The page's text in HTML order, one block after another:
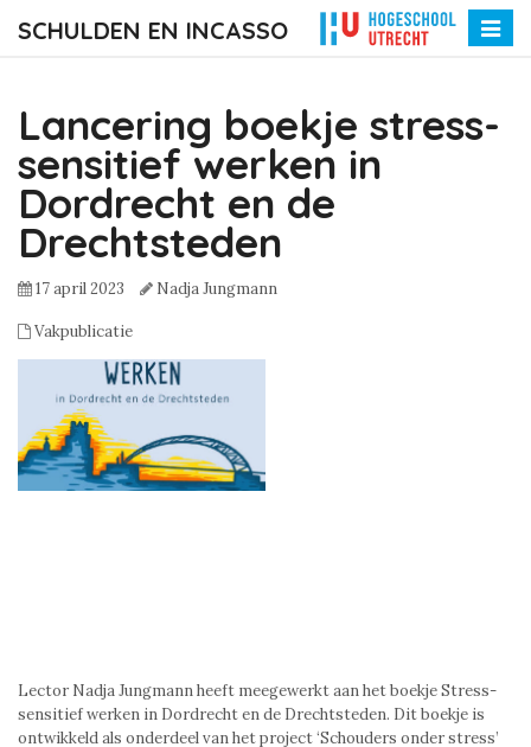
SCHULDEN EN INCASSO
Toggle
Lancering boekje stress-
sensitief werken in
Dordrecht en de
Drechtsteden
17 april 2023 Nadja Jungmann
Vakpublicatie
Lector Nadja Jungmann heeft meegewerkt aan het boekje Stress-
sensitief werken in Dordrecht en de Drechtsteden. Dit boekje is
ontwikkeld als onderdeel van het project ‘Schouders onder stress’